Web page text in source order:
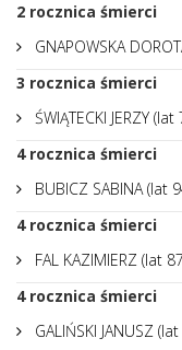
2 rocznica śmierci
GNAPOWSKA
3 rocznica śmierci
ŚWIĄTECKI JERZY (lat
4rocznica śmierci
BUBICZ SABINA (lat
4rocznica śmierci
FAL KAZIMIERZ (lat
4rocznica śmierci
GALIŃSKI JANUSZ